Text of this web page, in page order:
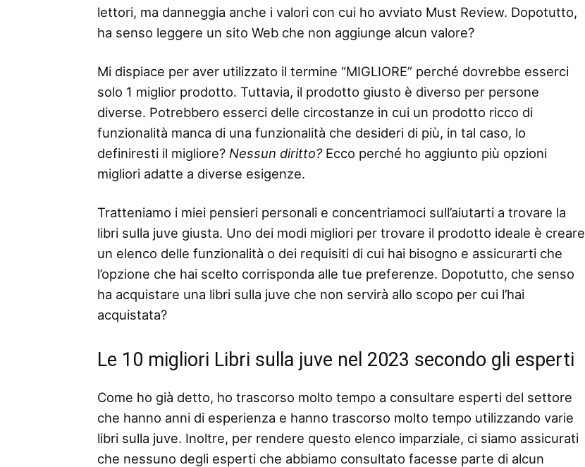
lettori, ma danneggia anche i valori con cui ho avviato Must Review. Dopotutto,
ha senso leggere un sito Web che non aggiunge alcun valore?
Mi dispiace per aver utilizzato il termine “MIGLIORE” perché dovrebbe esserci
solo 1 miglior prodotto. Tuttavia, il prodotto giusto è diverso per persone
diverse. Potrebbero esserci delle circostanze in cui un prodotto ricco di
funzionalità manca di una funzionalità che desideri di più, in tal caso, lo
definiresti il ​​migliore? Nessun diritto?Ecco perché ho aggiunto più opzioni
migliori adatte a diverse esigenze.
Tratteniamo i miei pensieri personali e concentriamoci sull’aiutarti a trovare la
libri sulla juve giusta. Uno dei modi migliori per trovare il prodotto ideale è creare
un elenco delle funzionalità o dei requisiti di cui hai bisogno e assicurarti che
l’opzione che hai scelto corrisponda alle tue preferenze. Dopotutto, che senso
ha acquistare una libri sulla juve che non servirà allo scopo per cui l’hai
acquistata?
Le 10 migliori Libri sulla juve nel 2023 secondo gli esperti
Come ho già detto, ho trascorso molto tempo a consultare esperti del settore
che hanno anni di esperienza e hanno trascorso molto tempo utilizzando varie
libri sulla juve. Inoltre, per rendere questo elenco imparziale, ci siamo assicurati
che nessuno degli esperti che abbiamo consultato facesse parte di alcun